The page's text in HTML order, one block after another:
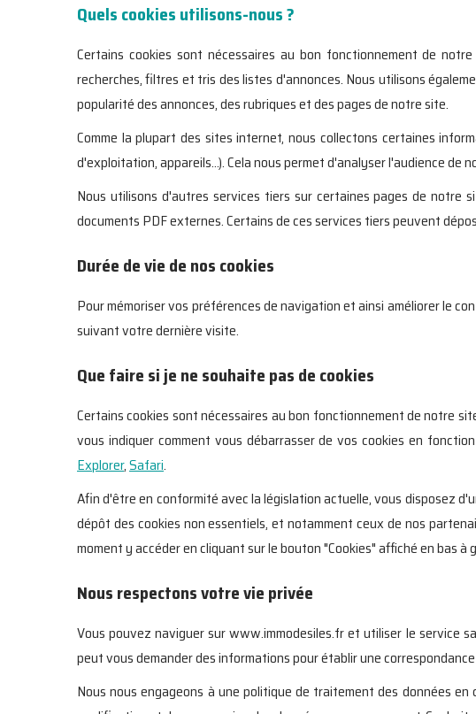
Quels cookies utilisons-nous ?
Certains cookies sont nécessaires au bon fonctionnement de
recherches, filtres et tris des listes d'annonces. Nous utilisons
popularité des annonces, des rubriques et des pages de notre site.
Comme la plupart des sites internet, nous collectons certaines
d'exploitation, appareils...). Cela nous permet d'analyser l'audience
Nous utilisons d'autres services tiers sur certaines pages de notre
documents PDF externes. Certains de ces services tiers peuvent
Durée de vie de nos cookies
Pour mémoriser vos préférences de navigation et ainsi améliorer le
suivant votre dernière visite.
Que faire si je ne souhaite pas de cookies
Certains cookies sont nécessaires au bon fonctionnement de notre
vous indiquer comment vous débarrasser de vos cookies en
Explorer,Safari.
Afin d'être en conformité avec la législation actuelle, vous disposez
dépôt des cookies non essentiels, et notamment ceux de nos
moment y accéder en cliquant sur le bouton "Cookies" affiché en bas à
Nous respectons votre vie privée
Vous pouvez naviguer sur www.immodesiles.fr et utiliser le service
peut vous demander des informations pour établir une
Nous nous engageons à une politique de traitement des données